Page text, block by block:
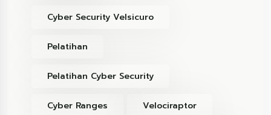
Cyber Security Velsicuro
Pelatihan
Pelatihan Cyber Security
Cyber Ranges Velociraptor